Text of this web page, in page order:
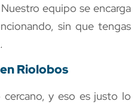
equipo se encarga
sin que tengas
Riolobos
y eso es justo lo